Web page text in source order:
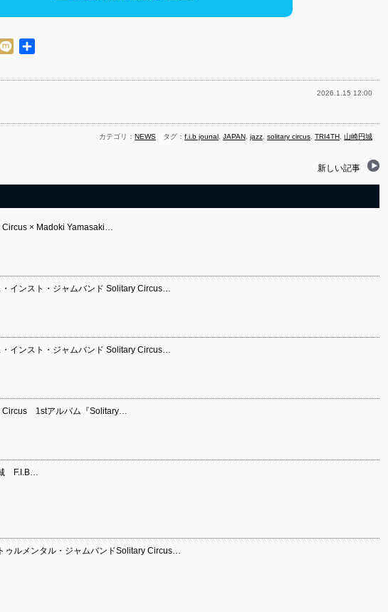
Mixi
2026.1.15 12:00
カテゴリ： NEWS タグ： f.i.b jounal , JAPAN, jazz, solitary circus, TRI4TH, 山崎円城
新しい記事
Circus × Madoki Yamasaki…
・インスト・ジャムバンド Solitary Circus…
・インスト・ジャムバンド Solitary Circus…
Circus 1stアルバム『Solitary…
城 F.I.B…
ゥルメンタル・ジャムバンドSolitary Circus…